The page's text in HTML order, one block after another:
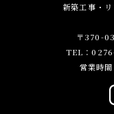
新築工事・
〒370-
TEL：
営業時